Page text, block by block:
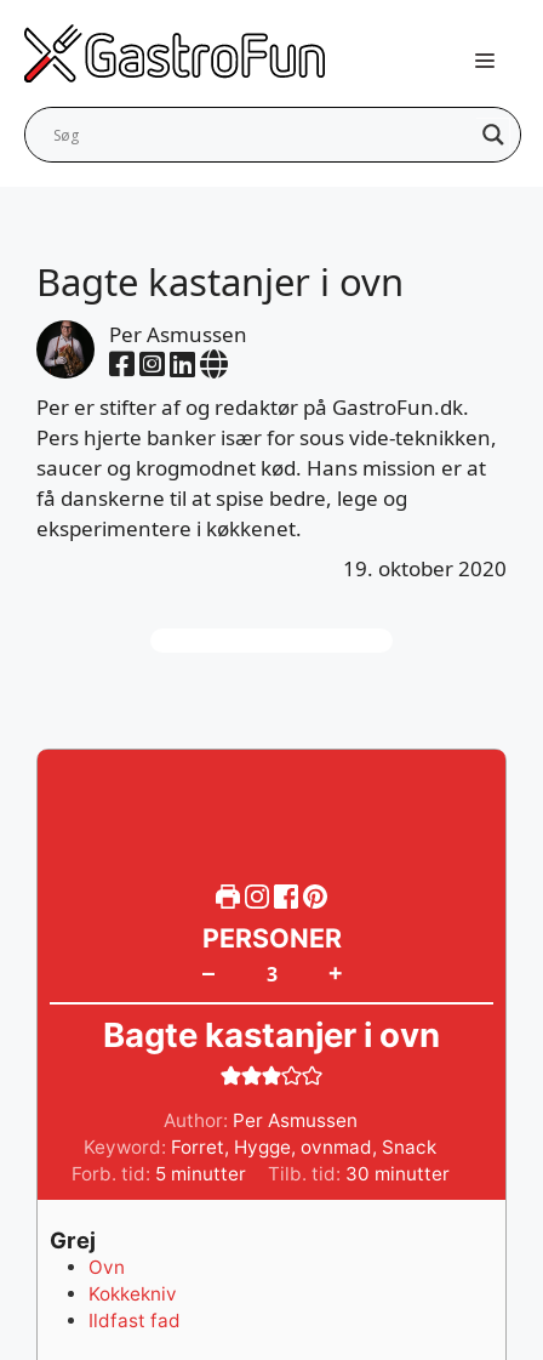
indhold
Bagte kastanjer i ovn
Per Asmussen
Per er stifter af og redaktør på GastroFun.dk.
Pers hjerte banker især for sous vide-teknikken,
saucer og krogmodnet kød. Hans mission er at
få danskerne til at spise bedre, lege og
eksperimentere i køkkenet.
19. oktober 2020
– +
PERSONER
Bagte kastanjer i ovn
Author: Per Asmussen
Keyword: Forret, Hygge,ovnmad, Snack
Forb. tid: 5minutter
minutter Tilb. tid: 30 minutter
minutter
Grej
Ovn
Kokkekniv
Ildfast fad